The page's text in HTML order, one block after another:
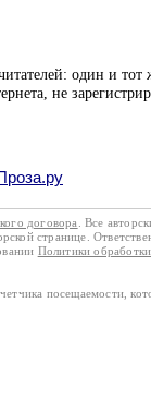
один и тот
не
договора
. Все
странице.
Политики
посещаемости,